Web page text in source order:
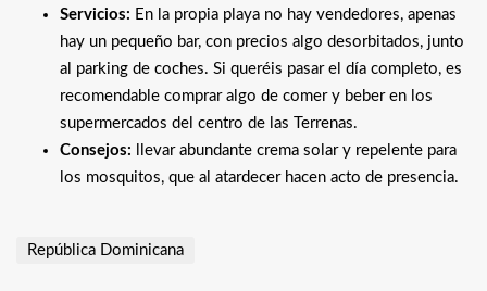
Servicios: En la propia playa no hay vendedores, apenas
hay un pequeño bar, con precios algo desorbitados, junto
al parking de coches. Si queréis pasar el día completo, es
recomendable comprar algo de comer y beber en los
supermercados del centro de las Terrenas.
Consejos: llevar abundante crema solar y repelente para
los mosquitos, que al atardecer hacen acto de presencia.
República Dominicana